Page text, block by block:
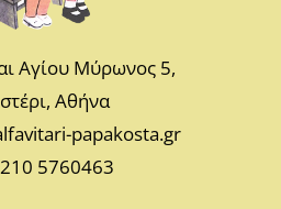
Αγίου Μύρωνος 5,
Αθήνα
papakosta.gr
5760463